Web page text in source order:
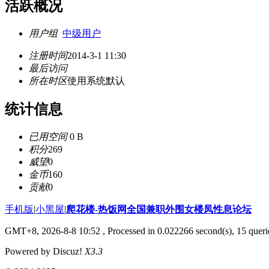
活跃概况
用户组 中级用户
注册时间2014-3-1 11:30
最后访问
所在时区使用系统默认
统计信息
已用空间0 B
积分269
威望0
金币160
贡献0
手机版|小黑屋|爬花楼-热饭网全国兼职外围女楼凤性息论坛
GMT+8, 2026-8-8 10:52 , Processed in 0.022266 second(s), 15
Powered by Discuz! X3.3